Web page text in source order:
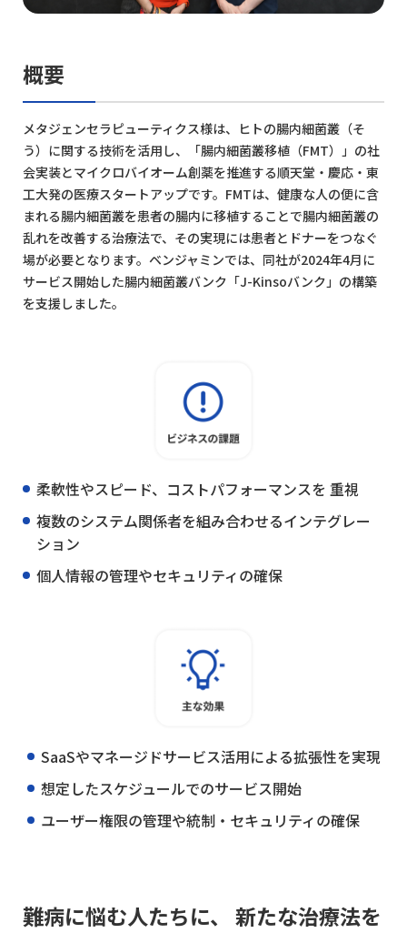
概要
メタジェンセラピューティクス様は、ヒトの腸内細菌叢（そ
う）に関する技術を活用し、「腸内細菌叢移植（FMT）」の社
会実装とマイクロバイオーム創薬を推進する順天堂・慶応・東
工大発の医療スタートアップです。FMTは、健康な人の便に含
まれる腸内細菌叢を患者の腸内に移植することで腸内細菌叢の
乱れを改善する治療法で、その実現には患者とドナーをつなぐ
場が必要となります。ベンジャミンでは、同社が2024年4月に
サービス開始した腸内細菌叢バンク「J-Kinsoバンク」の構築
を支援しました。
柔軟性やスピード、コストパフォーマンスを 重視
複数のシステム関係者を組み合わせるインテグレー
ション
個人情報の管理やセキュリティの確保
SaaSやマネージドサービス活用による拡張性を実現
想定したスケジュールでのサービス開始
ユーザー権限の管理や統制・セキュリティの確保
難病に悩む人たちに、 新たな治療法を